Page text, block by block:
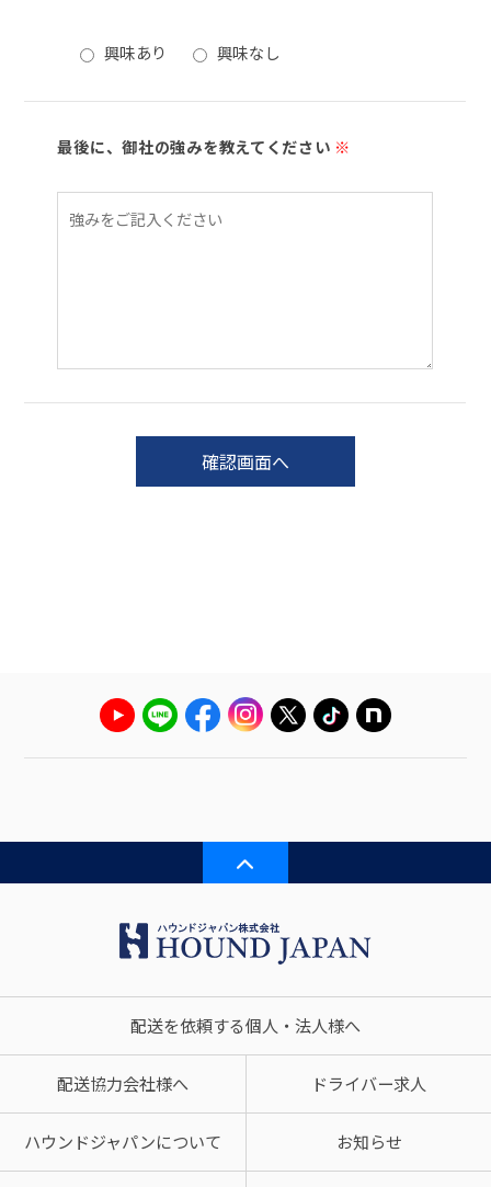
興味あり 興味なし
最後に、御社の強みを教えてください ※
配送を依頼する個人・法人様へ
配送協力会社様へ ドライバー求人
ハウンドジャパンについて お知らせ